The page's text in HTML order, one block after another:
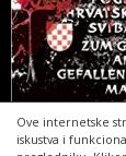
Ove internetske
iskustva i